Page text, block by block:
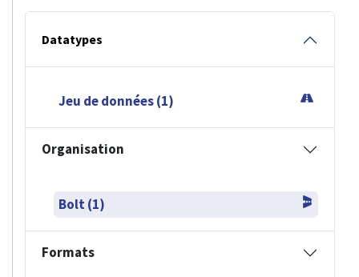
Datatypes
Jeu de données (1)
Organisation
Bolt (1)
Formats